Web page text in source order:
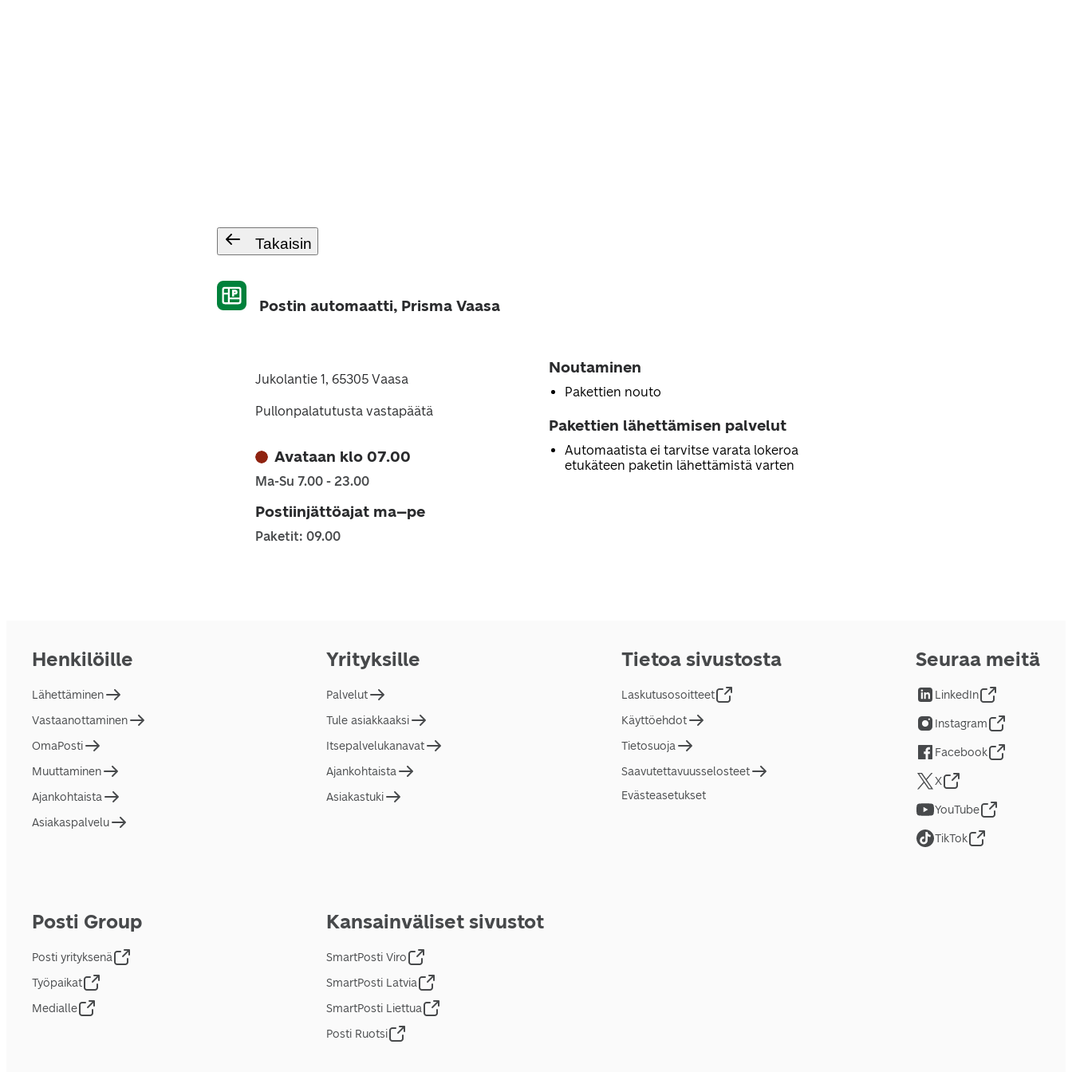
Takaisin
Postin automaatti, Prisma Vaasa
Jukolantie 1, 65305 Vaasa
Pullonpalatutusta vastapäätä
Avataan klo 07.00
Ma-Su 7.00 - 23.00
Postiinjättöajat ma–pe
Paketit: 09.00
Noutaminen
Pakettien nouto
Pakettien lähettämisen palvelut
Automaatista ei tarvitse varata lokeroa
etukäteen paketin lähettämistä varten
Henkilöille
Lähettäminen
Vastaanottaminen
OmaPosti
Muuttaminen
Ajankohtaista
Asiakaspalvelu
Yrityksille
Palvelut
Tule asiakkaaksi
Itsepalvelukanavat
Ajankohtaista
Asiakastuki
Tietoa sivustosta
Laskutusosoitteet
Käyttöehdot
Tietosuoja
Saavutettavuusselosteet
Evästeasetukset
Posti Group
Posti yrityksenä
Työpaikat
Medialle
Kansainväliset sivustot
SmartPosti Viro
SmartPosti Latvia
SmartPosti Liettua
Posti Ruotsi
Seuraa meitä
LinkedIn
Instagram
Facebook
X
YouTube
TikTok